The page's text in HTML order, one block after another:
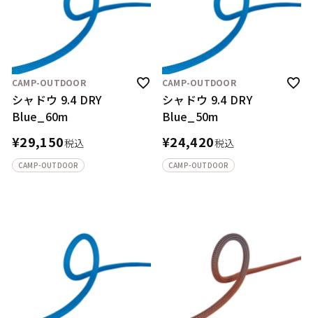
CAMP-OUTDOOR
シャドウ 9.4 DRY
Blue_60m
¥29,150税込
CAMP-OUTDOOR
CAMP-OUTDOOR
シャドウ 9.4 DRY
Blue_50m
¥24,420税込
CAMP-OUTDOOR